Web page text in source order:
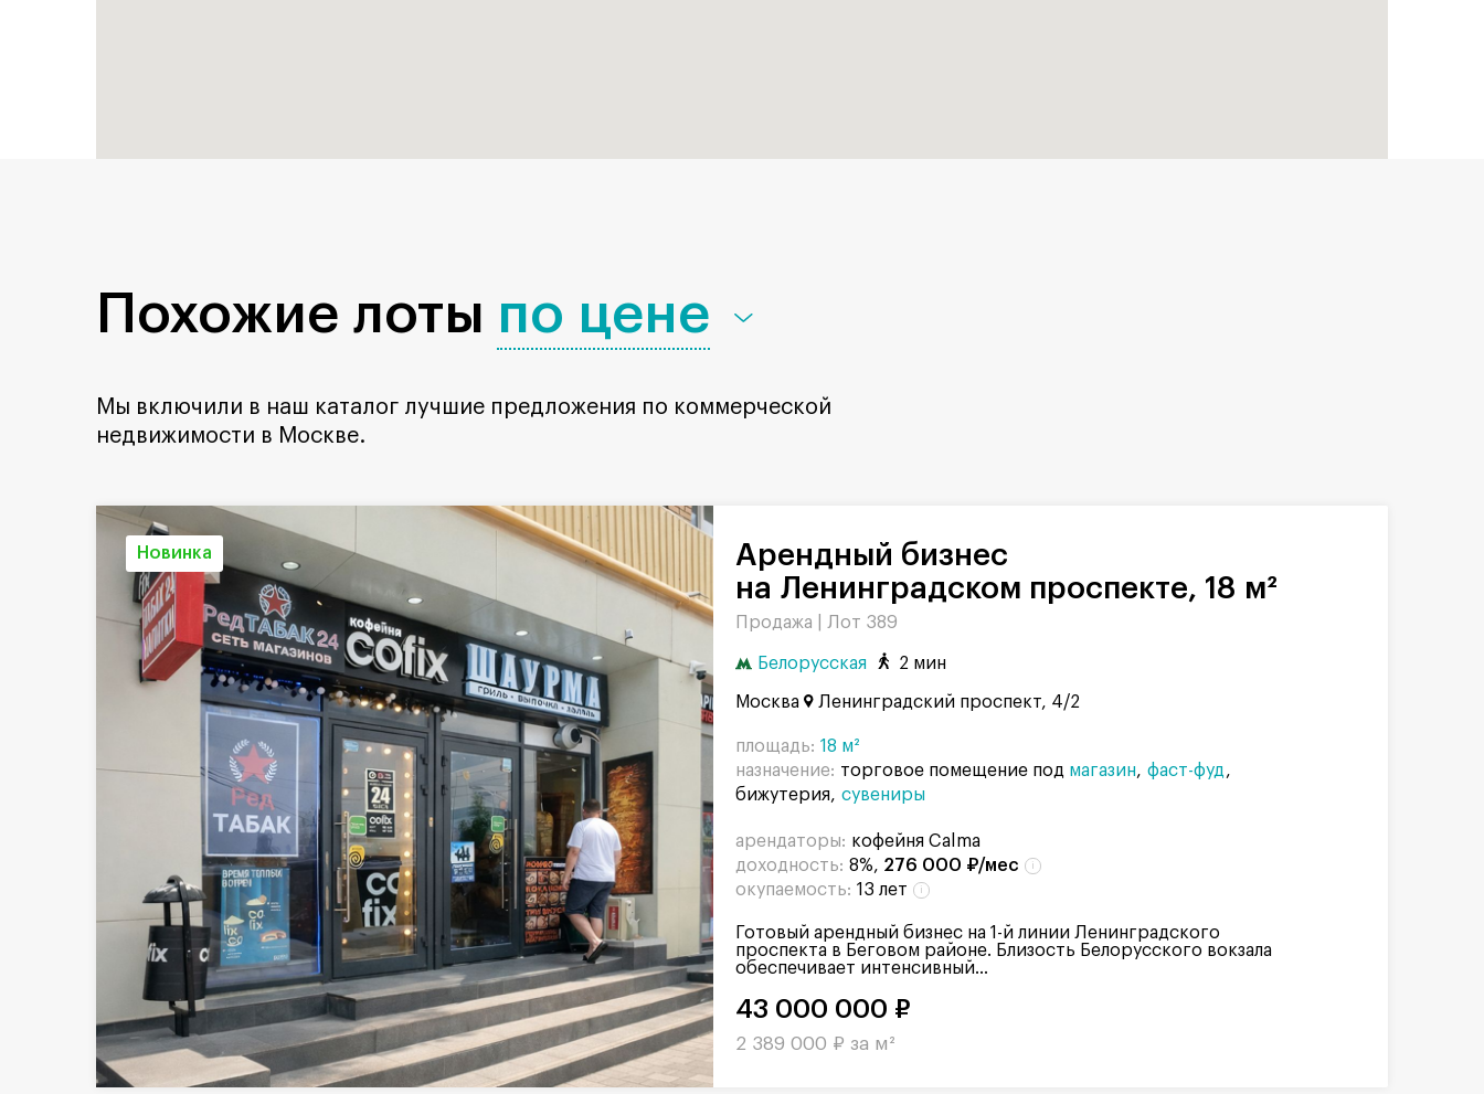
Похожие лоты по цене
Мы включили в наш каталог лучшие предложения по коммерческой
недвижимости в Москве.
Новинка
Арендный бизнес
на Ленинградском проспекте, 18 м²
Продажа | Лот 389
Белорусская 2 мин
Москва Ленинградский проспект, 4/2
площадь: 18 м²
назначение: торговое помещение под магазин
фаст-фуд
бижутерия
сувениры
арендаторы: кофейня Calma
доходность: 8%, 276 000 ₽/мес
окупаемость: 13 лет
Готовый арендный бизнес на 1-й линии Ленинградского
проспекта в Беговом районе. Близость Белорусского вокзала
обеспечивает интенсивный...
43 000 000 ₽
2 389 000 ₽ за м²